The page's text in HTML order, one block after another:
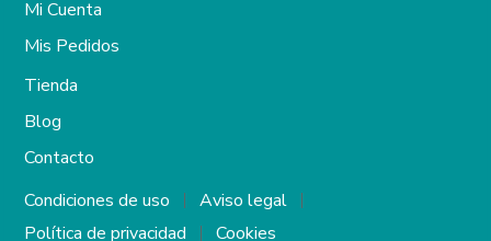
Mi Cuenta
Mis Pedidos
Tienda
Blog
Contacto
Condiciones de uso
Aviso legal
Política de privacidad
Cookies